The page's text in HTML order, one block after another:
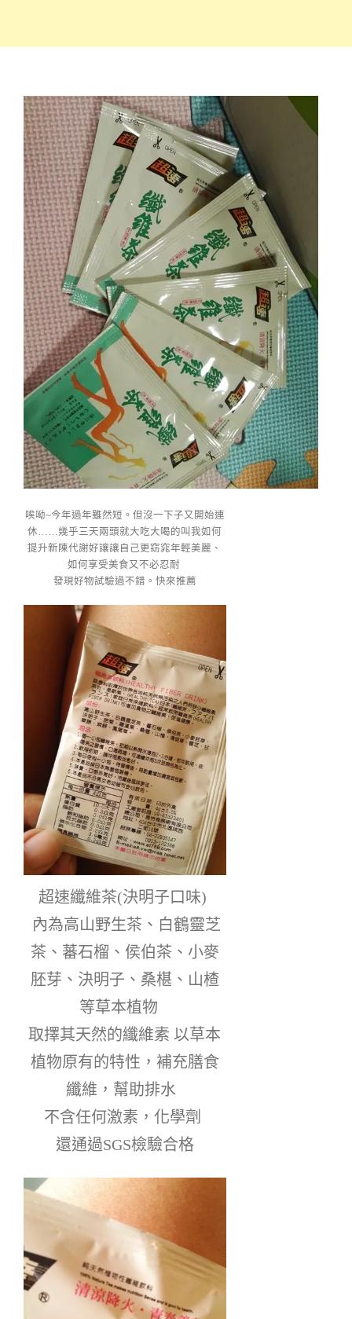
唉呦~今年過年雖然短。但沒一下子又開始連
休……幾乎三天兩頭就大吃大喝的叫我如何
提升新陳代謝好讓讓自己更窈窕年輕美麗、
如何享受美食又不必忍耐
發現好物試驗過不錯。快來推薦
超速纖維茶(決明子口味)
內為高山野生茶、白鶴靈芝
茶、蕃石榴、侯伯茶、小麥
胚芽、決明子、桑椹、山楂
等草本植物
取擇其天然的纖維素 以草本
植物原有的特性，補充膳食
纖維，幫助排水
不含任何激素，化學劑
還通過SGS檢驗合格